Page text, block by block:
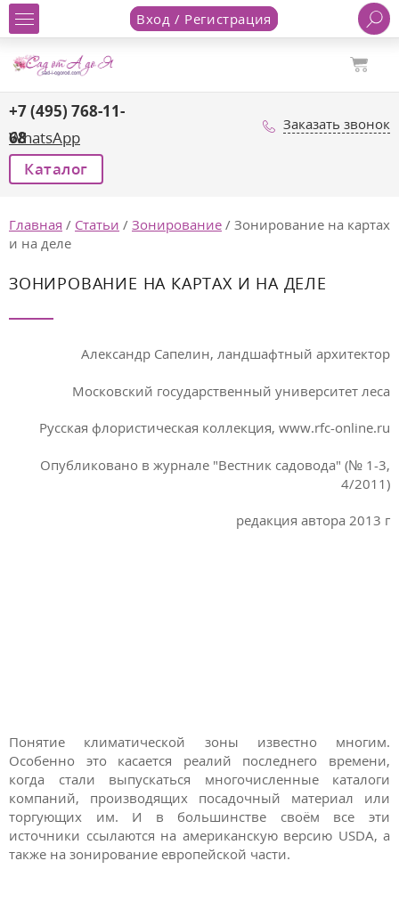
Вход / Регистрация
+7 (495) 768-11-
68
WhatsApp
Заказать звонок
Каталог
Главная / Статьи / Зонирование / Зонирование на картах
и на деле
ЗОНИРОВАНИЕ НА КАРТАХ И НА ДЕЛЕ
Александр Сапелин, ландшафтный архитектор
Московский государственный университет леса
Русская флористическая коллекция, www.rfc-online.ru
Опубликовано в журнале "Вестник садовода" (№ 1-3,
4/2011)
редакция автора 2013 г
Понятие климатической зоны известно многим.
Особенно это касается реалий последнего времени,
когда стали выпускаться многочисленные каталоги
компаний, производящих посадочный материал или
торгующих им. И в большинстве своём все эти
источники ссылаются на американскую версию USDA, а
также на зонирование европейской части.